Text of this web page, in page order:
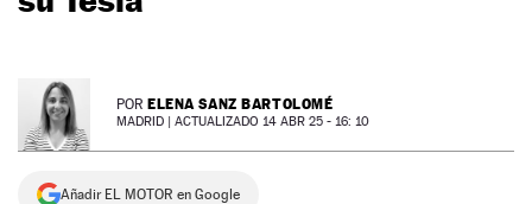
NEWSLETTER POR ELENA SANZ BARTOLOMÉ
MADRID | ACTUALIZADO 14 ABR 25 - 16: 10
Añadir EL MOTOR en Google